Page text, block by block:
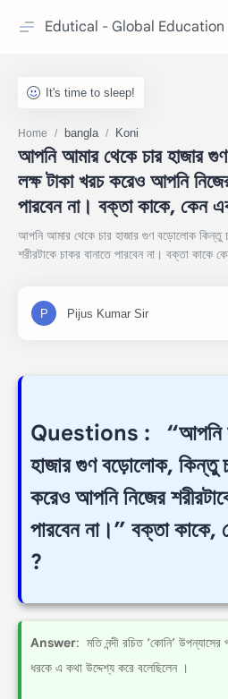
Edutical - Global Education
Home bangla Koni
আপনি আমার থেকে চার হাজার
লক্ষ টাকা খরচ করেও আপনি
পারবেন না। বক্তা কাকে, কেন
আপনি আমার থেকে চার হাজার গুণ বড়োলোক কিন্তু
শরীরটাকে চাকর বানাতে পারবেন না। বক্তা
Questions : “আপনি
হাজার গুণ বড়োলোক, কিন্তু
করেও আপনি নিজের
পারবেন না।” বক্তা কাকে,
?
Answer: মতি নন্দী রচিত ‘কোনি’ উপন্যাসের
ধরকে এ কথা উদ্দেশ্য করে বলেছিলেন ।